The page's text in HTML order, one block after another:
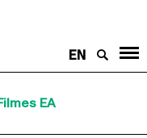
EN
EA